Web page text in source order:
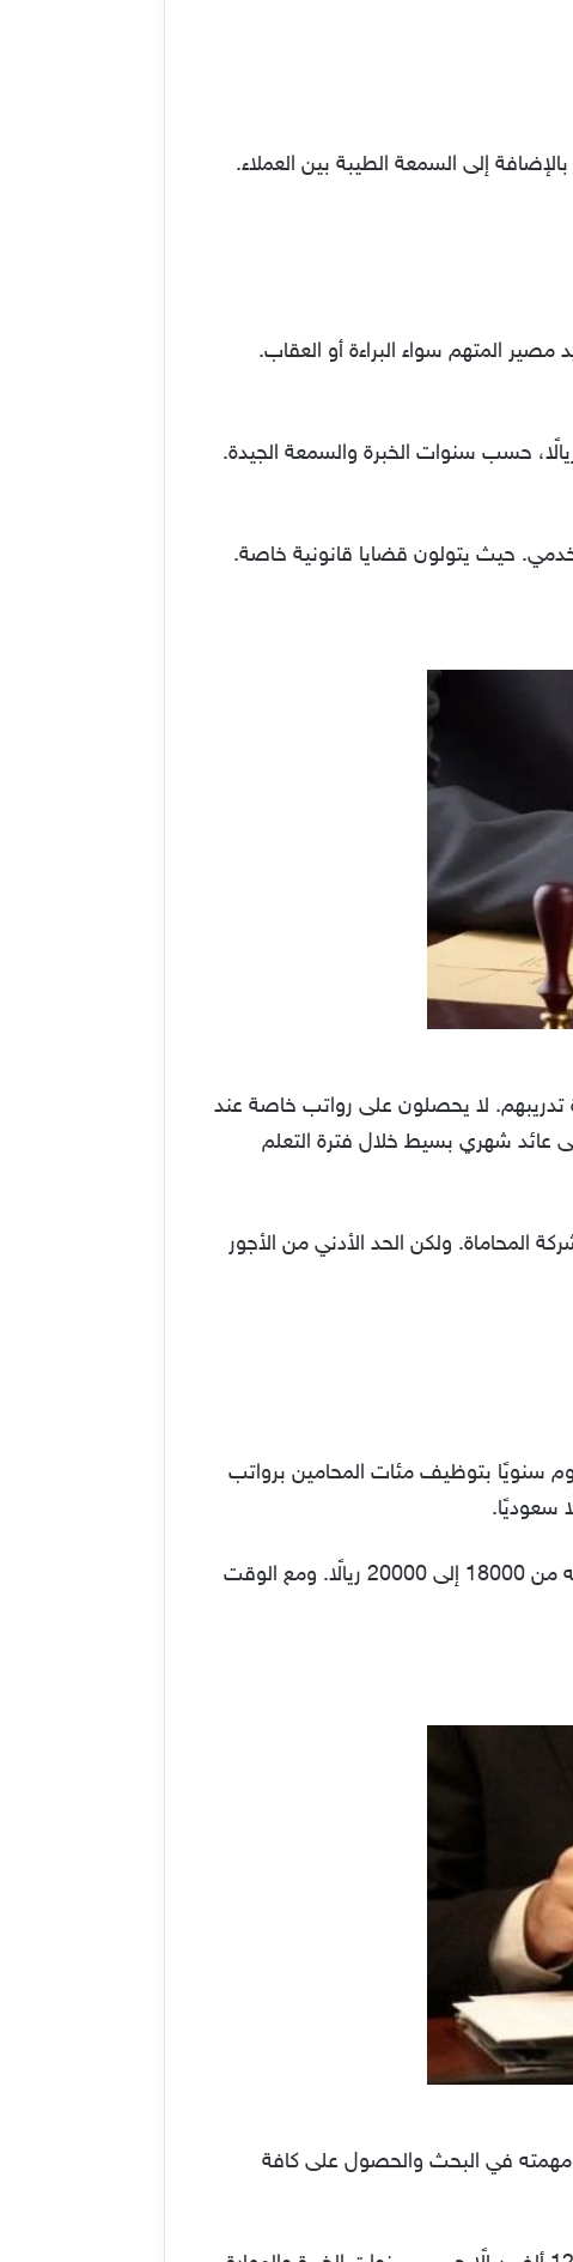
إلى السمعة الطيبة بين العملاء.
المتهم سواء البراءة أو العقاب.
علمنا كم راتب المحاميه، يأتي دور متوسط راتب المحامي الجنائي يقع بين 32000 إلى 52000 ريالًا، حسب سنوات الخبرة والسمعة الجيدة.
حيث يتولون قضايا قانونية خاصة.
تدريبهم. لا يحصلون على رواتب خاصة عند
عائد شهري بسيط خلال فترة التعلم
المحاماة. ولكن الحد الأدني من الأجور
سنويًا بتوظيف مئات المحامين برواتب
وراتب المستشار بدرجة البكالوريوس يبلغ 17 ألف ريالًا. والمحامي المتدرب في شركة أرامكو يتراوح راتبه من 18000 إلى 20000 ريالًا. ومع الوقت
مهمته في البحث والحصول على كافة